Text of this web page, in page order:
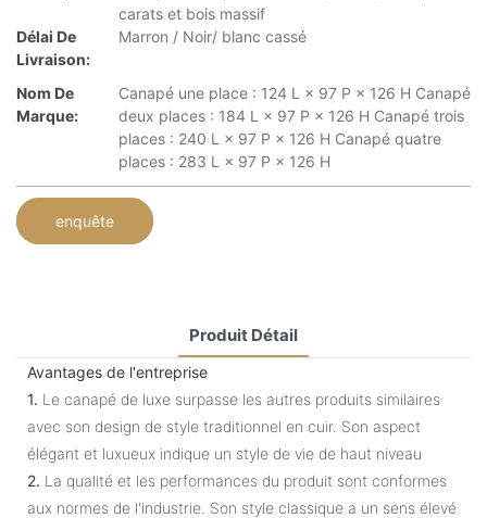
carats et bois massif
Délai De
Livraison:
Marron / Noir/ blanc cassé
Nom De
Marque:
Canapé une place : 124 L × 97 P × 126 H Canapé
deux places : 184 L × 97 P × 126 H Canapé trois
places : 240 L × 97 P × 126 H Canapé quatre
places : 283 L × 97 P × 126 H
enquête
Produit Détail
Avantages de l'entreprise
1. Le canapé de luxe surpasse les autres produits similaires
avec son design de style traditionnel en cuir. Son aspect
élégant et luxueux indique un style de vie de haut niveau
2. La qualité et les performances du produit sont conformes
aux normes de l'industrie. Son style classique a un sens élevé